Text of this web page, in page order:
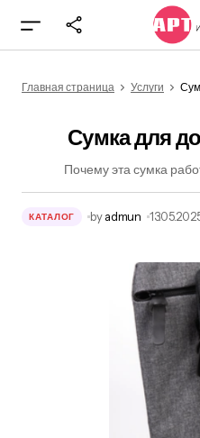
Главная страница Услуги
Сумка для
Почему эта сумка
КАТАЛОГ by admun